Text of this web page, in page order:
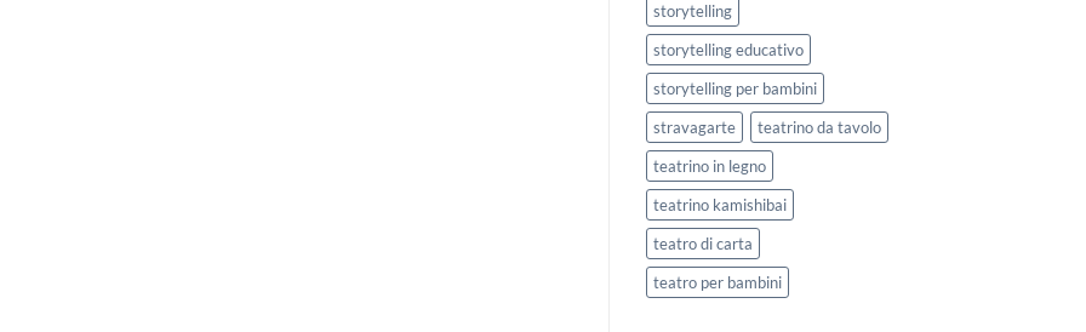
storytelling
storytelling educativo
storytelling per bambini
stravagarte
teatrino da tavolo
teatrino in legno
teatrino kamishibai
teatro di carta
teatro per bambini